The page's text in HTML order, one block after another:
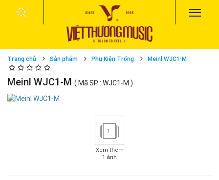
Trang chủ Sản phẩm Phụ Kiện Trống Meinl WJC1-M
Meinl WJC1-M ( Mã SP : WJC1-M )
1
Xem thêm
1 ảnh